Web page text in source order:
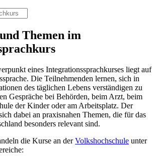
Themen im
eines Integrationssprachkurses liegt auf
Die Teilnehmenden lernen, sich in
des täglichen Lebens verständigen zu
Gespräche bei Behörden, beim Arzt, beim
der Kinder oder am Arbeitsplatz. Der
dabei an praxisnahen Themen, die für das
besonders relevant sind.
die Kurse an derVolkshochschule unter